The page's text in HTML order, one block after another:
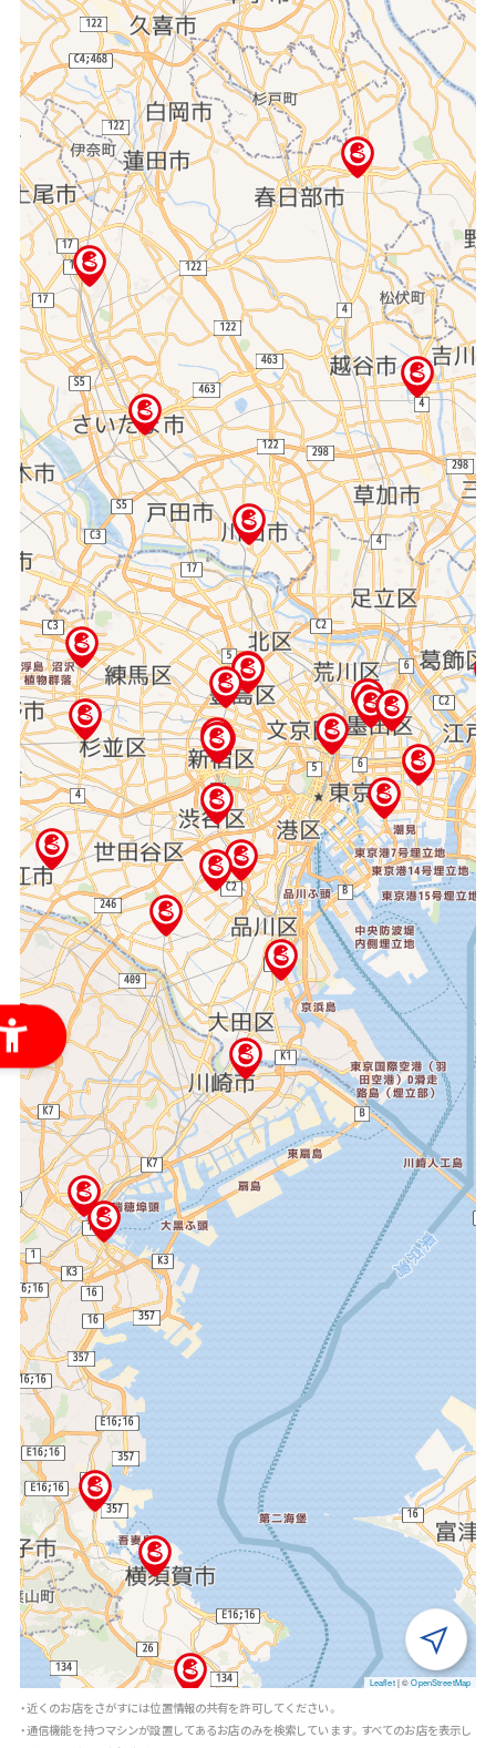
Leaflet |©OpenStreetMap
・近くのお店をさがすには位置情報の共有を許可してください。
・通信機能を持つマシンが設置してあるお店のみを検索しています。すべてのお店を表示し